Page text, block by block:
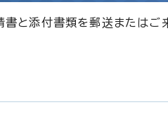
と添付書類を郵送またはご